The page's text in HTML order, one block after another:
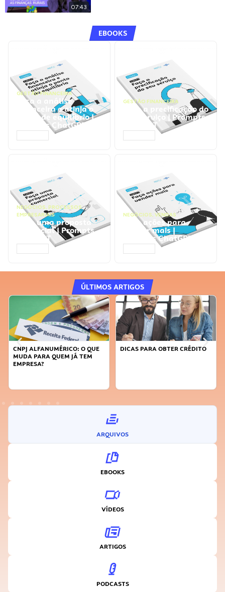
07:43
EBOOKS
GESTÃO FINANCEIRA
Faça a análise
financeira e atinja o
ponto de equilíbrio |
Prompts ChatGPT
GESTÃO FINANCEIRA
Faça a precificação do
seu serviço | Prompts
ChatGPT
NEGÓCIOS, PROCESSOS
EMPRESARIAIS
Faça uma proposta
comercial | Prompts
ChatGPT
NEGÓCIOS, VENDAS
Faça ações para
vender mais |
Prompts ChatGPT
ÚLTIMOS ARTIGOS
DICAS PARA OBTER CRÉDITO
FAÇA A DIFERENÇA: SEJA
ARQUIVOS
EBOOKS
VÍDEOS
ARTIGOS
PODCASTS